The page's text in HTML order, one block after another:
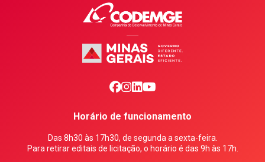
facebook
0 1 2
Horário de funcionamento
Das 8h30 às 17h30, de segunda a sexta-feira.
Para retirar editais de licitação, o horário é das 9h às 17h.